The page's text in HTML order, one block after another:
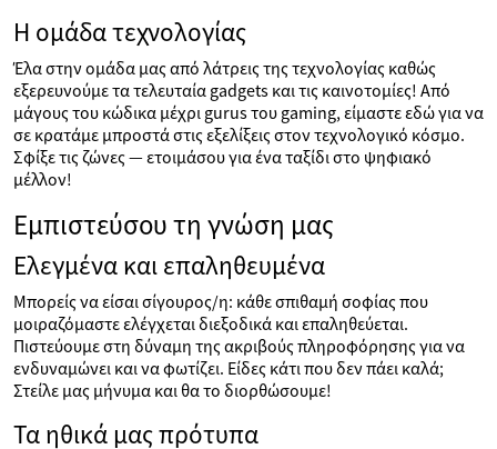
Η ομάδα τεχνολογίας
Έλα στην ομάδα μας από λάτρεις της τεχνολογίας καθώς
εξερευνούμε τα τελευταία gadgets και τις καινοτομίες! Από
μάγους του κώδικα μέχρι gurus του gaming, είμαστε εδώ για να
σε κρατάμε μπροστά στις εξελίξεις στον τεχνολογικό κόσμο.
Σφίξε τις ζώνες — ετοιμάσου για ένα ταξίδι στο ψηφιακό
μέλλον!
Εμπιστεύσου τη γνώση μας
Ελεγμένα και επαληθευμένα
Μπορείς να είσαι σίγουρος/η: κάθε σπιθαμή σοφίας που
μοιραζόμαστε ελέγχεται διεξοδικά και επαληθεύεται.
Πιστεύουμε στη δύναμη της ακριβούς πληροφόρησης για να
ενδυναμώνει και να φωτίζει. Είδες κάτι που δεν πάει καλά;
Στείλε μας μήνυμα και θα το διορθώσουμε!
Τα ηθικά μας πρότυπα